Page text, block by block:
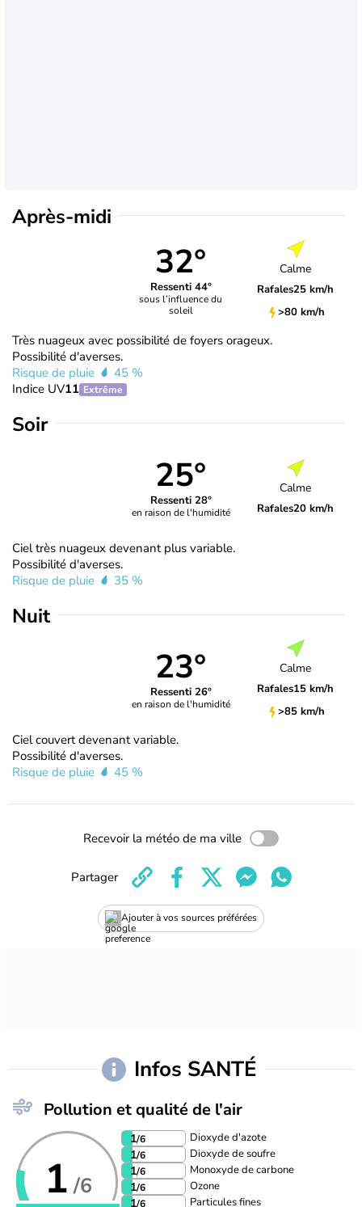
Après-midi
32°
Ressenti 44°
sous l’influence du
soleil
Calme
Rafales25 km/h
>80 km/h
Très nuageux avec possibilité de foyers orageux.
Possibilité d'averses.
Risque de pluie
45 %
Indice UV11 Extrême
Soir
25°
Ressenti 28°
en raison de l'humidité
Calme
Rafales20 km/h
Ciel très nuageux devenant plus variable.
Possibilité d'averses.
Risque de pluie
35 %
Nuit
23°
Ressenti 26°
en raison de l'humidité
Calme
Rafales15 km/h
>85 km/h
Ciel couvert devenant variable.
Possibilité d'averses.
Risque de pluie
45 %
Recevoir la météo de ma ville
Ajouter à vos sources préférées
Partager
Infos SANTÉ
Pollution et qualité de l'air
1 /6
1/6 Dioxyde d'azote
1/6 Dioxyde de soufre
1/6 Monoxyde de carbone
1/6 Ozone
1/6 Particules fines